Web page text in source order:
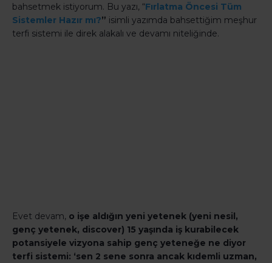
bahsetmek istiyorum. Bu yazı, “Fırlatma Öncesi Tüm
Sistemler Hazır mı?” isimli yazımda bahsettiğim meşhur
terfi sistemi ile direk alakalı ve devamı niteliğinde.
Evet devam, o işe aldığın yeni yetenek (yeni nesil,
genç yetenek, discover) 15 yaşında iş kurabilecek
potansiyele vizyona sahip genç yeteneğe ne diyor
terfi sistemi: ‘sen 2 sene sonra ancak kıdemli uzman,